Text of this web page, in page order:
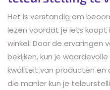
Het is verstandig om
lezen voordat je iets koopt
winkel. Door de ervaringen
bekijken, kun je
kwaliteit van producten en
die manier kun je